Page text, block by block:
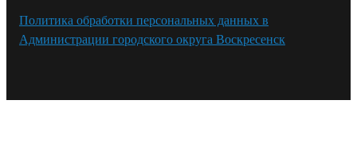
Политика обработки персональных данных в
Администрации городского округа Воскресенск